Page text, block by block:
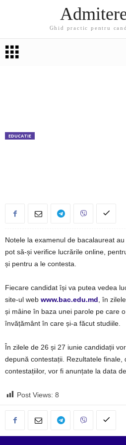
Ghid practic pentru
EDUCATIE
Notele la examenul de bacalaureat
pot să-și verifice lucrările online,
și pentru a le contesta.
Fiecare candidat își va putea vedea
site-ul web www.bac.edu.md , în
și mâine în baza unei parole pe care
învățământ în care și-a făcut studiile.
În zilele de 26 și 27 iunie candidații
depună contestații. Rezultatele finale,
contestațiilor, vor fi anunțate la data
Post Views: 8